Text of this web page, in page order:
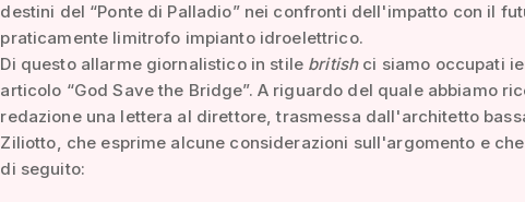
destini del “Ponte di Palladio” nei confronti dell'impatto con il
praticamente limitrofo impianto idroelettrico.
Di questo allarme giornalistico in stile britishci siamo occupati
articolo “God Save the Bridge”. A riguardo del quale abbiamo
redazione una lettera al direttore, trasmessa dall'architetto
Ziliotto, che esprime alcune considerazioni sull'argomento e
di seguito: